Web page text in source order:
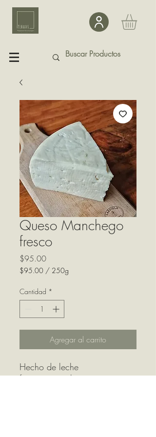
Queso Manchego
fresco
$95.00Precio
$95.00 / 250g
por
250
Gramos
Cantidad *
Agregar al carrito
Hecho de leche
fresca, parcialmente